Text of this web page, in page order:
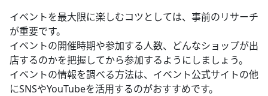
イベントを最大限に楽しむコツとしては、事前のリサーチ
が重要です。
イベントの開催時期や参加する人数、どんなショップが出
店するのかを把握してから参加するようにしましょう。
イベントの情報を調べる方法は、イベント公式サイトの他
にSNSやYouTubeを活用するのがおすすめです。